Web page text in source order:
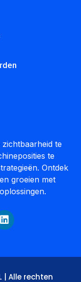
te
te
Ontdek
groeien met
| Alle rechten